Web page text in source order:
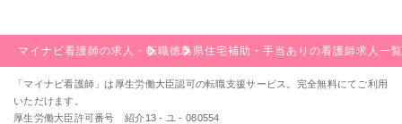
マイナビ看護師の求人・転職徳島県住宅補助・手当ありの看護師求人一覧
「マイナビ看護師」は厚生労働大臣認可の転職支援サービス。完全無料にてご利用
いただけます。
厚生労働大臣許可番号 紹介13 - ユ - 080554